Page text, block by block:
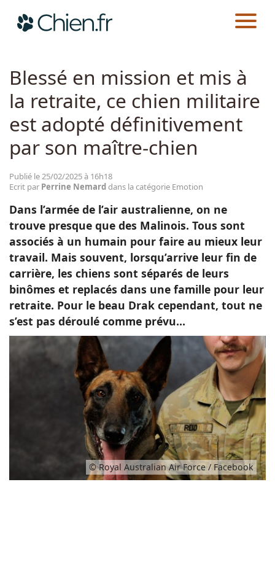
Races
CHIEN.FR ACTUALITÉS
Blessé en mission et mis à
la retraite, ce chien militaire
est adopté définitivement
par son maître-chien
Publié le 25/02/2025 à 16h18
Ecrit par Perrine Nemarddans la catégorie Emotion
Dans l’armée de l’air australienne, on ne
trouve presque que des Malinois. Tous sont
associés à un humain pour faire au mieux leur
travail. Mais souvent, lorsqu’arrive leur fin de
carrière, les chiens sont séparés de leurs
binômes et replacés dans une famille pour leur
retraite. Pour le beau Drak cependant, tout ne
s’est pas déroulé comme prévu…
© Royal Australian Air Force / Facebook